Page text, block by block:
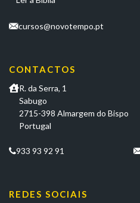
cursos@novotempo.pt
CONTACTOS
R. da Serra, 1
Sabugo
2715-398 Almargem do Bispo
Portugal
933 93 92 91
REDES SOCIAIS